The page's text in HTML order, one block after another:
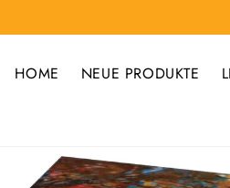
HOME NEUE PRODUKTE